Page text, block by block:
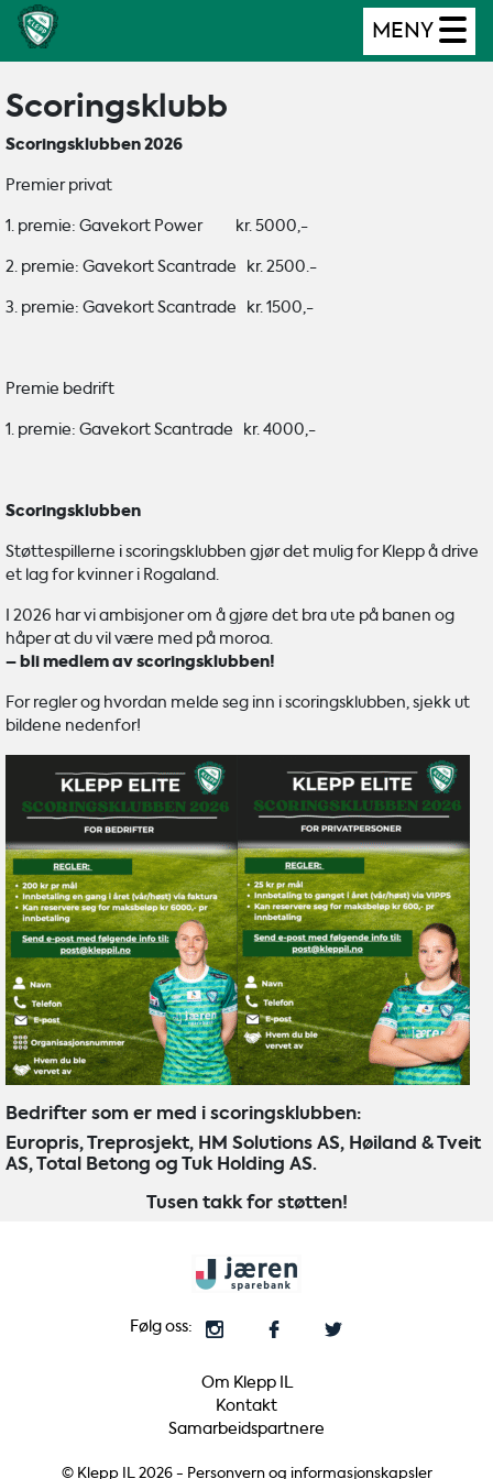
MENY
Scoringsklubb
Scoringsklubben 2026
Premier privat
1. premie: Gavekort Power kr. 5000,-
2. premie: Gavekort Scantrade kr. 2500.-
3. premie: Gavekort Scantrade kr. 1500,-
Premie bedrift
1. premie: Gavekort Scantrade kr. 4000,-
Scoringsklubben
Støttespillerne i scoringsklubben gjør det mulig for Klepp å drive
et lag for kvinner i Rogaland.
I 2026 har vi ambisjoner om å gjøre det bra ute på banen og
håper at du vil være med på moroa.
– bli medlem av scoringsklubben!
For regler og hvordan melde seg inn i scoringsklubben, sjekk ut
bildene nedenfor!
Bedrifter som er med i scoringsklubben:
Europris, Treprosjekt, HM Solutions AS, Høiland & Tveit
AS, Total Betong og Tuk Holding AS.
Tusen takk for støtten!
Følg oss:
Om Klepp IL
Kontakt
Samarbeidspartnere
© Klepp IL 2026 - Personvern og informasjonskapsler